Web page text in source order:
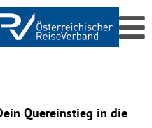
Quereinstieg in die